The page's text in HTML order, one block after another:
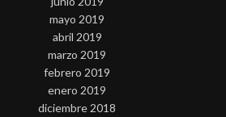
mayo 2019
abril 2019
marzo 2019
febrero 2019
enero 2019
diciembre 2018